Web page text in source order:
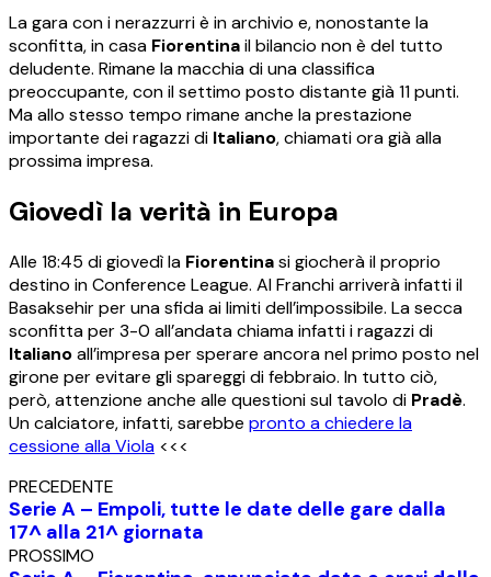
La gara con i nerazzurri è in archivio e, nonostante la
sconfitta, in casa Fiorentinail bilancio non è del tutto
deludente. Rimane la macchia di una classifica
preoccupante, con il settimo posto distante già 11 punti.
Ma allo stesso tempo rimane anche la prestazione
importante dei ragazzi di Italiano, chiamati ora già alla
prossima impresa.
Giovedì la verità in Europa
Alle 18:45 di giovedì la Fiorentinasi giocherà il proprio
destino in Conference League. Al Franchi arriverà infatti il
Basaksehir per una sfida ai limiti dell’impossibile. La secca
sconfitta per 3-0 all’andata chiama infatti i ragazzi di
Italianoall’impresa per sperare ancora nel primo posto nel
girone per evitare gli spareggi di febbraio. In tutto ciò,
però, attenzione anche alle questioni sul tavolo di Pradè.
Un calciatore, infatti, sarebbe pronto a chiedere la
cessione alla Viola <<<
PRECEDENTE
Serie A – Empoli, tutte le date delle gare dalla
17^ alla 21^ giornata
PROSSIMO